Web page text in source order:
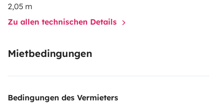
2,05 m
Zu allen technischen Details
Mietbedingungen
Bedingungen des Vermieters